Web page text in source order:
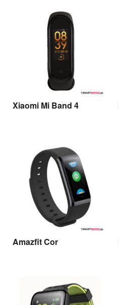
Xiaomi Mi Band 4
Amazfit Cor